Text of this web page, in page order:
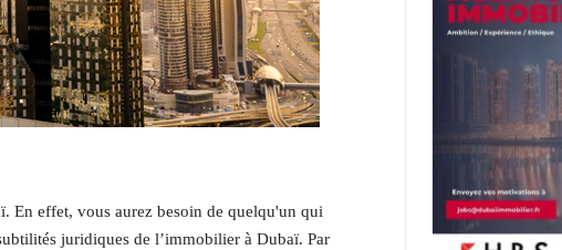
En effet, vous aurez besoin de quelqu'un qui
juridiques de l’immobilier à Dubaï. Par